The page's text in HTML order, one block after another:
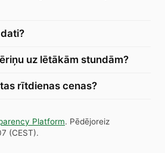
uz lētākām stundām?
rītdienas cenas?
Platform. Pēdējoreiz
(CEST).